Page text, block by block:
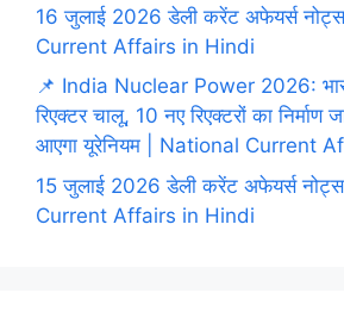
16 जुलाई 2026 डेली करेंट अफेयर्स
Current Affairs in Hindi
📌 India Nuclear Power 2026:
रिएक्टर चालू, 10 नए रिएक्टरों का निर्माण
आएगा यूरेनियम | National Current
15 जुलाई 2026 डेली करेंट अफेयर्स
Current Affairs in Hindi